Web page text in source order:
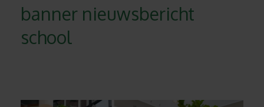
banner nieuwsbericht
school